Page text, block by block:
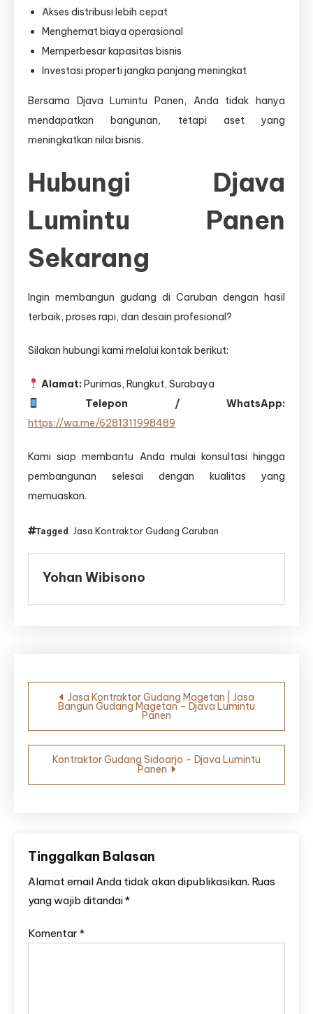
Akses distribusi lebih cepat
Menghemat biaya operasional
Memperbesar kapasitas bisnis
Investasi properti jangka panjang meningkat
Bersama Djava Lumintu Panen, Anda tidak hanya
mendapatkan bangunan, tetapi aset yang
meningkatkan nilai bisnis.
Hubungi Djava
Lumintu Panen
Sekarang
Ingin membangun gudang di Caruban dengan hasil
terbaik, proses rapi, dan desain profesional?
Silakan hubungi kami melalui kontak berikut:
Alamat: Purimas, Rungkut, Surabaya
Telepon / WhatsApp:
https://wa.me/6281311998489
Kami siap membantu Anda mulai konsultasi hingga
pembangunan selesai dengan kualitas yang
memuaskan.
Tagged Jasa Kontraktor Gudang Caruban
Yohan Wibisono
Navigasi
pos
Jasa Kontraktor Gudang Magetan | Jasa
Bangun Gudang Magetan – Djava Lumintu
Panen
Kontraktor Gudang Sidoarjo – Djava Lumintu
Panen
Tinggalkan Balasan
Alamat email Anda tidak akan dipublikasikan. Ruas
yang wajib ditandai*
Komentar *